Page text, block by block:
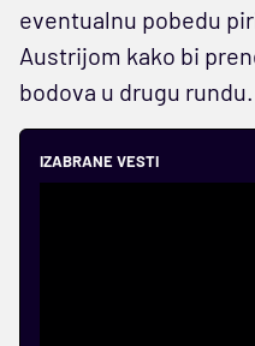
eventualnu pobedu
Austrijom kako bi
bodova u drugu rundu.
IZABRANE VESTI